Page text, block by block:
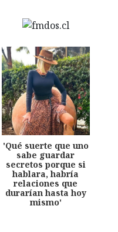
'Qué suerte que uno
sabe guardar
secretos porque si
hablara, habría
relaciones que
durarían hasta hoy
mismo'